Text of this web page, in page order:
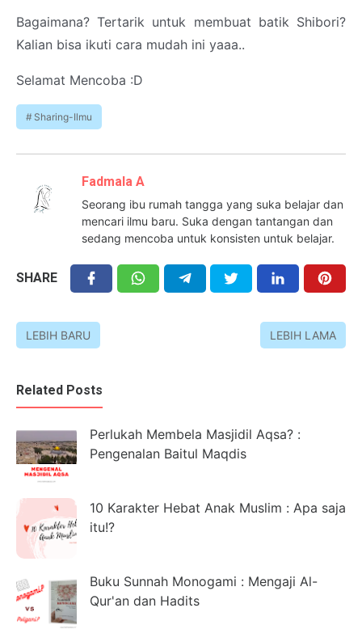
Bagaimana? Tertarik untuk membuat batik Shibori?
Kalian bisa ikuti cara mudah ini yaaa..
Selamat Mencoba :D
Sharing-Ilmu
Fadmala A
Seorang ibu rumah tangga yang suka belajar dan
mencari ilmu baru. Suka dengan tantangan dan
sedang mencoba untuk konsisten untuk belajar.
SHARE
LEBIH BARU LEBIH LAMA
Related Posts
Perlukah Membela Masjidil Aqsa? :
Pengenalan Baitul Maqdis
10 Karakter Hebat Anak Muslim : Apa saja
itu!?
Buku Sunnah Monogami : Mengaji Al-
Qur'an dan Hadits